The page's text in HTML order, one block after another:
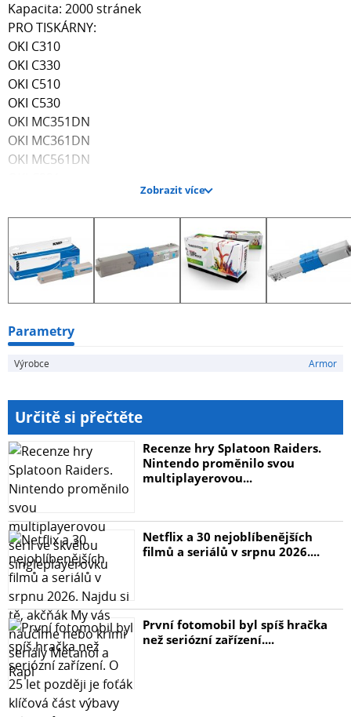
Kapacita: 2000 stránek
PRO TISKÁRNY:
OKI C310
OKI C330
OKI C510
OKI C530
OKI MC351DN
OKI MC361DN
OKI MC561DN
OKI MC352
OKI MC362
OKI C511
OKI MC562DN
Zobrazit více
Parametry
Výrobce Armor
Určitě si přečtěte
Recenze hry Splatoon Raiders.
Nintendo proměnilo svou
multiplayerovou...
Netflix a 30 nejoblíbenějších
filmů a seriálů v srpnu 2026....
První fotomobil byl spíš hračka
než seriózní zařízení....